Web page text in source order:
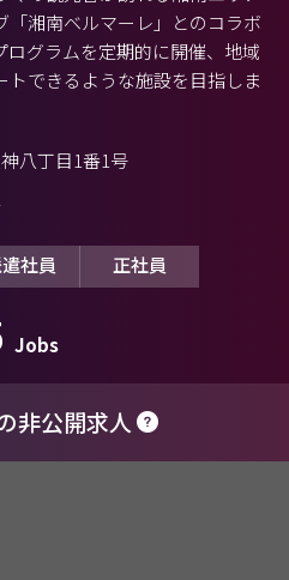
「湘南ベルマーレ」とのコラボ
ログラムを定期的に開催、地域
できるような施設を目指しま
八丁目1番1号
社員 正社員
Jobs
非公開求人